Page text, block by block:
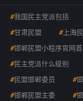
#我国民主党派包括
#甘肃民盟 #上海
#邯郸民盟小程序官网
#民主党派什么级别
#民盟邯郸委员 #
#邯郸民盟主委 #